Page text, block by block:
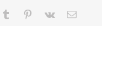
Tumblr Pinterest
Vk Email